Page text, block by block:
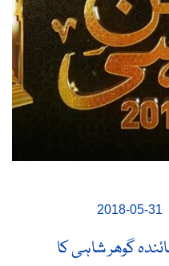
31-05-2018
گوھر شاہی کا